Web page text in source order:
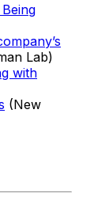
Lab)
with
(New